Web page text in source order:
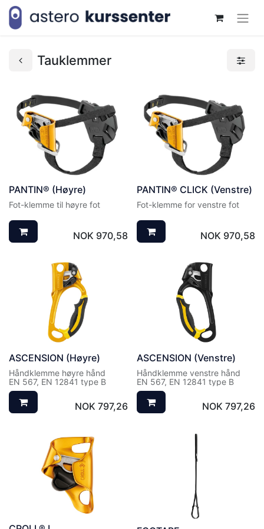
Tauklemmer
PANTIN® (Høyre)
Fot-klemme til høyre fot
NOK 970,58
PANTIN® CLICK (Venstre)
Fot-klemme for venstre fot
NOK 970,58
ASCENSION (Høyre)
Håndklemme høyre hånd
EN 567, EN 12841 type B
NOK 797,26
ASCENSION (Venstre)
Håndklemme venstre hånd
EN 567, EN 12841 type B
NOK 797,26